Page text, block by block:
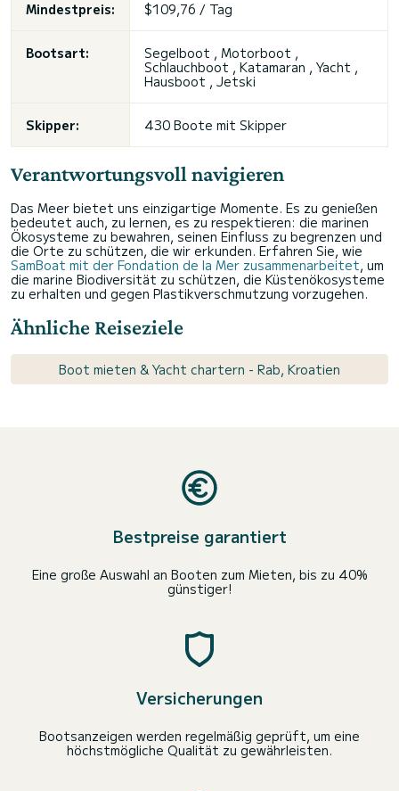
Mindestpreis: $109,76 / Tag
Bootsart:
Segelboot , Motorboot ,
Schlauchboot , Katamaran , Yacht ,
Hausboot , Jetski
Skipper: 430 Boote mit Skipper
Verantwortungsvoll navigieren
Das Meer bietet uns einzigartige Momente. Es zu genießen
bedeutet auch, zu lernen, es zu respektieren: die marinen
Ökosysteme zu bewahren, seinen Einfluss zu begrenzen und
die Orte zu schützen, die wir erkunden. Erfahren Sie, wie
SamBoat mit der Fondation de la Mer zusammenarbeitet, um
die marine Biodiversität zu schützen, die Küstenökosysteme
zu erhalten und gegen Plastikverschmutzung vorzugehen.
Ähnliche Reiseziele
Boot mieten & Yacht chartern - Rab, Kroatien
Bestpreise garantiert
Eine große Auswahl an Booten zum Mieten, bis zu 40%
günstiger!
Versicherungen
Bootsanzeigen werden regelmäßig geprüft, um eine
höchstmögliche Qualität zu gewährleisten.